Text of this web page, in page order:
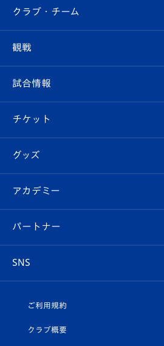
すべて
クラブ
試合情報
チケット
イベント
メディア
ホームタウン
クラブ・チーム
クラブ概要
エンブレム紹介
スタッフプロフィール
マスコット紹介
観戦
観戦ルール
はじめての観戦ガイド
Revive Team
ヴィヴィくんの長崎おもてなしガイド
試合情報
試合日程/結果
フォトギャラリー
スタジアムグルメ
チケット
チケット
V-LOVERS（ファンクラブ）
プレイヤーズスイート
グッズ
オンラインショップ
店舗情報
アカデミー
育成からのお知らせ
U-18
パートナー
SNS
ヴィヴィくんインスタグラム
ご利用規約
クラブ概要